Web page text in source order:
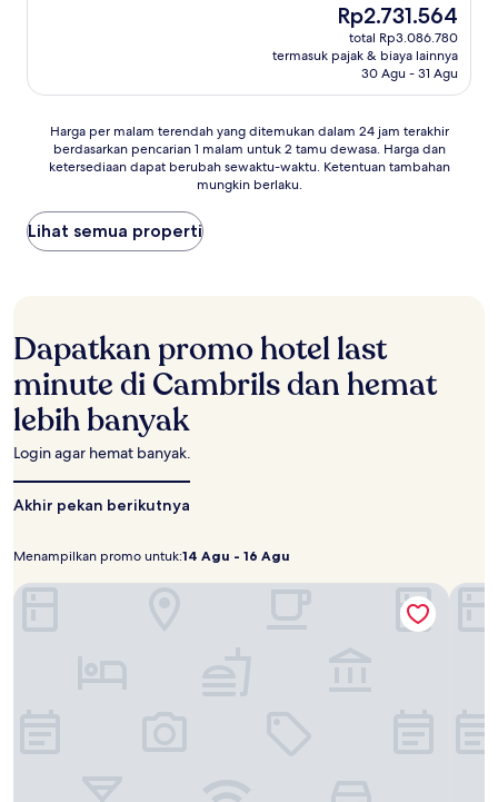
ulasan)
Harga
sekarang
Rp2.731.564
Rp2.731.564
total Rp3.086.780
termasuk pajak & biaya lainnya
30 Agu - 31 Agu
Harga
malam
yang
ditemukan
dalam
berdasarkan
pencarian
malam
untuk
2
tamu
dan
dapat
sewaktu-
Harga per malam terendah yang ditemukan dalam 24 jam terakhir
berdasarkan pencarian 1 malam untuk 2 tamu dewasa. Harga dan
ketersediaan dapat berubah sewaktu-waktu. Ketentuan tambahan
mungkin berlaku.
Lihat semua properti
Dapatkan promo hotel last
minute di Cambrils dan hemat
lebih banyak
Login agar hemat banyak.
Akhir pekan berikutnya
Menampilkan promo untuk:
Menampilkan
promo
14 Agu - 16 Agu
14
Agu
Hotel Marina Cambrils by URH